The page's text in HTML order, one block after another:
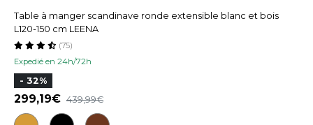
Table à manger scandinave ronde extensible blanc et bois
L120-150 cm LEENA
Expedié en 24h/72h
(75)
- 32%
299,19 439,99